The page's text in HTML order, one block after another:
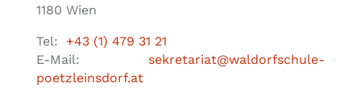
1180 Wien
Tel: +43 (1) 479 31 21
E-Mail: sekretariat@waldorfschule-
poetzleinsdorf.at